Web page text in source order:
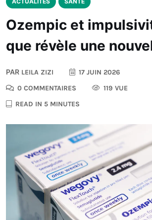
Ozempic et
que révèle une
PAR LEILA ZIZI
17 JUIN 2026
0 COMMENTAIRES
119 VUE
READ IN 5 MINUTES